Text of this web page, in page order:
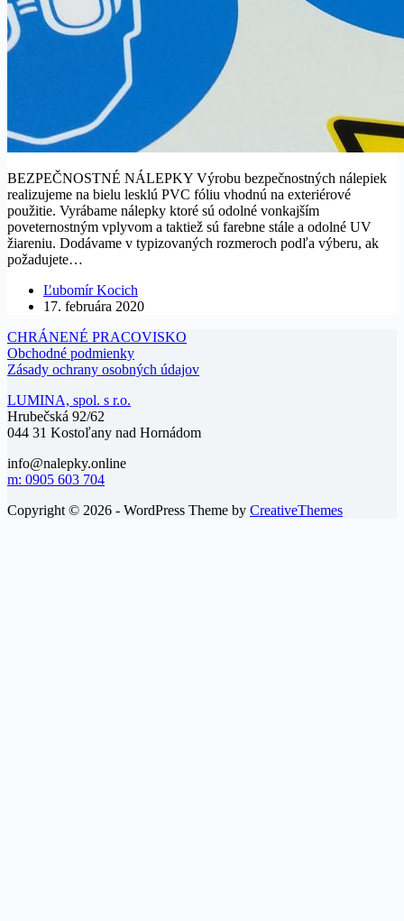
BEZPEČNOSTNÉ NÁLEPKY Výrobu bezpečnostných nálepiek
realizujeme na bielu lesklú PVC fóliu vhodnú na exteriérové
použitie. Vyrábame nálepky ktoré sú odolné vonkajším
poveternostným vplyvom a taktiež sú farebne stále a odolné UV
žiareniu. Dodávame v typizovaných rozmeroch podľa výberu, ak
požadujete…
Ľubomír Kocich
17. februára 2020
CHRÁNENÉ PRACOVISKO
Obchodné podmienky
Zásady ochrany osobných údajov
LUMINA, spol. s r.o.
Hrubečská 92/62
044 31 Kostoľany nad Hornádom
info@nalepky.online
m: 0905 603 704
Copyright © 2026 - WordPress Theme by CreativeThemes